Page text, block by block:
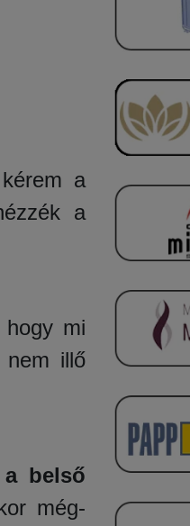
a
a
hogy mi
nem illő
a belső
még-